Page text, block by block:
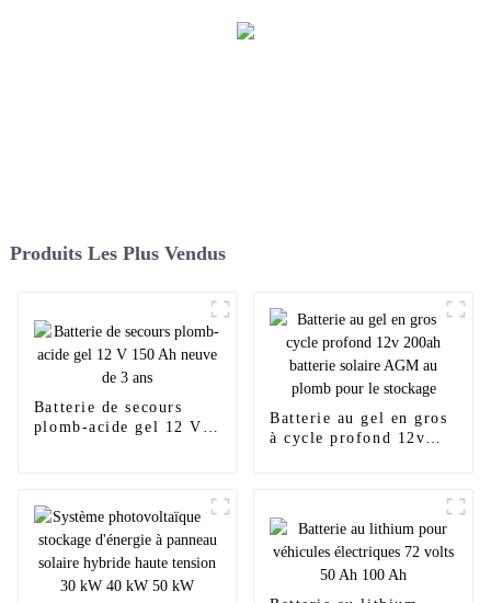
Produits Les Plus Vendus
Batterie de secours
plomb-acide gel 12 V
Batterie au gel en gros
à cycle profond 12v